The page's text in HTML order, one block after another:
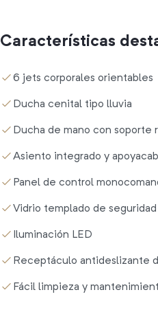
Características
6 jets corporales orientables
Ducha cenital tipo lluvia
Ducha de mano con soporte
Asiento integrado y
Panel de control
Vidrio templado de seguridad
Iluminación LED
Receptáculo antideslizante
Fácil limpieza y